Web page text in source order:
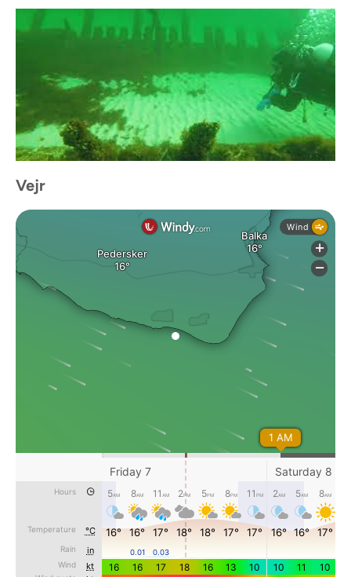
Vejr